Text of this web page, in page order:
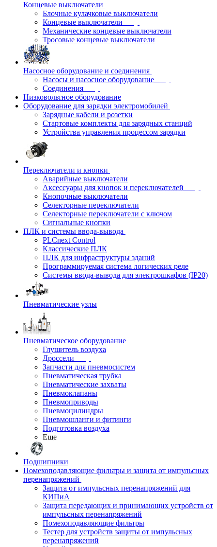
Концевые выключатели
Блочные кулачковые выключатели
Концевые выключатели
Механические концевые выключатели
Тросовые концевые выключатели
Насосное оборудование и соединения
Насосы и насосное оборудование
Соединения
Низковольтное оборудование
Оборудование для зарядки электромобилей
Зарядные кабели и розетки
Стартовые комплекты для зарядных станций
Устройства управления процессом зарядки
Переключатели и кнопки
Аварийные выключатели
Аксессуары для кнопок и переключателей
Кнопочные выключатели
Селекторные переключатели
Селекторные переключатели с ключом
Сигнальные кнопки
ПЛК и системы ввода-вывода
PLCnext Control
Классические ПЛК
ПЛК для инфраструктуры зданий
Программируемая система логических реле
Системы ввода-вывода для электрошкафов (IP20)
Пневматические узлы
Пневматическое оборудование
Глушитель воздуха
Дроссели
Запчасти для пневмосистем
Пневматическая трубка
Пневматические захваты
Пневмоклапаны
Пневмоприводы
Пневмоцилиндры
Пневмошланги и фитинги
Подготовка воздуха
Еще
Подшипники
Помехоподавляющие фильтры и защита от импульсных
перенапряжений
Защита от импульсных перенапряжений для
КИПиА
Защита передающих и принимающих устройств от
импульсных перенапряжений
Помехоподавляющие фильтры
Тестер для устройств защиты от импульсных
перенапряжений